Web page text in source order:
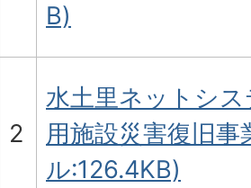
B)
2
水土里ネットシ
用施設災害復旧
ル:126.4KB)